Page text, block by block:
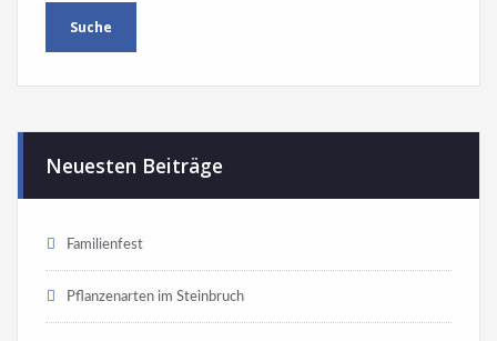
Neuesten Beiträge
Familienfest
Pflanzenarten im Steinbruch